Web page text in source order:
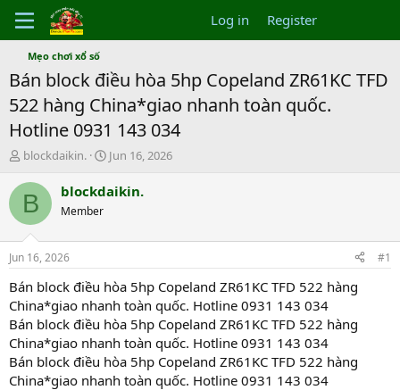
Log in Register
Mẹo chơi xổ số
Bán block điều hòa 5hp Copeland ZR61KC TFD
522 hàng China*giao nhanh toàn quốc.
Hotline 0931 143 034
T
r
e
d
t
a
r
t
e
r
blockdaikin.
S
a
t
e
Jun 16, 2026
B blockdaikin.
Member
Jun 16, 2026 #1
Bán block điều hòa 5hp Copeland ZR61KC TFD 522 hàng
China*giao nhanh toàn quốc. Hotline 0931 143 034
Bán block điều hòa 5hp Copeland ZR61KC TFD 522 hàng
China*giao nhanh toàn quốc. Hotline 0931 143 034
Bán block điều hòa 5hp Copeland ZR61KC TFD 522 hàng
China*giao nhanh toàn quốc. Hotline 0931 143 034